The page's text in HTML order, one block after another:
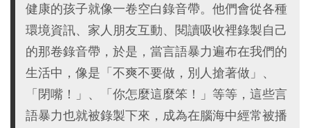
健康的孩子就像一卷空白錄音帶。他們會從各種
環境資訊、家人朋友互動、閱讀吸收裡錄製自己
的那卷錄音帶，於是，當言語暴力遍布在我們的
生活中，像是「不爽不要做，別人搶著做」、
「閉嘴！」、「你怎麼這麼笨！」等等，這些言
語暴力也就被錄製下來，成為在腦海中經常被播